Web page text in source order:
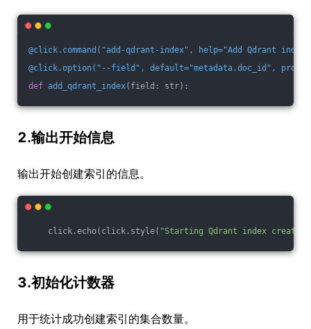
@click.command("add-qdrant-index", help="Add Qdrant
@click.option("--field", default="metadata.doc_id",
def add_qdrant_index(field: str) :
2.输出开始信息
输出开始创建索引的信息。
click.echo(click.style( "Starting Qdrant index
3.初始化计数器
用于统计成功创建索引的集合数量。